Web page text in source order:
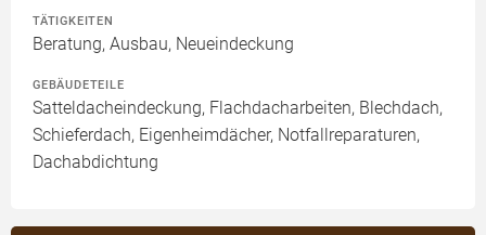
TÄTIGKEITEN
Beratung, Ausbau, Neueindeckung
GEBÄUDETEILE
Satteldacheindeckung, Flachdacharbeiten, Blechdach,
Schieferdach, Eigenheimdächer, Notfallreparaturen,
Dachabdichtung